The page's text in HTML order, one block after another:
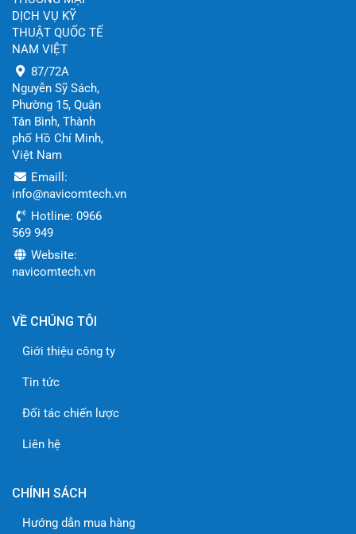
DỊCH VỤ KỸ
THUẬT QUỐC TẾ
NAM VIỆT
87/72A
Nguyễn Sỹ Sách,
Phường 15, Quận
Tân Bình, Thành
phố Hồ Chí Minh,
Việt Nam
Emaill:
info@navicomtech.vn
Hotline: 0966
569 949
Website:
navicomtech.vn
VỀ CHÚNG TÔI
Giới thiệu công ty
Tin tức
Đối tác chiến lược
Liên hệ
CHÍNH SÁCH
Hướng dẫn mua hàng